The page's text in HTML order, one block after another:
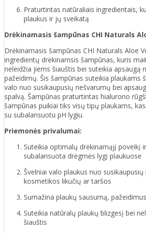
Praturtintas natūraliais ingredientais,
plaukus ir jų sveikatą
Drėkinamasis šampūnas CHI Naturals
Drėkinamasis šampūnas CHI Naturals Aloe
ingredientų drėkinamsis šampūnas, kuris
neleidžia jiems šiauštis bei suteikia apsaugą
pažeidimų. Šis šampūnas suteikia plaukams
valo nuo susikaupusių nešvarumų bei
spalvą. Šampūnas praturtintas hialurono
šampūnas puikiai tiks visų tipų plaukams,
su subalansuotu pH lygiu.
Priemonės privalumai:
Suteikia optimalų drėkinamąjį poveikį
subalansuota drėgmės lygį plaukuose
Švelniai valo plaukus nuo
kosmetikos likučių ar taršos
Sumažina plaukų sausumą,
Suteikia natūralų plaukų blizgesį bei
šiauštis